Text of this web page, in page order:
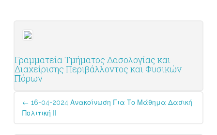
Γραμματεία Τμήματος Δασολογίας και
Διαχείρισης Περιβάλλοντος και Φυσικών
Πόρων
Post
navigation
← 16-04-2024 Ανακοίνωση Για Το Μάθημα Δασική
Πολιτική ΙΙ